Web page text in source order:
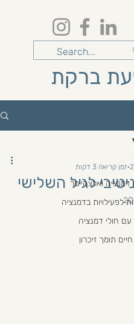
ברקת
ואלצהיימר
לפעילויות בדמנציה
חולי דמנציה
תומך זיכרון
לגיל השלישי
זמן קריאה 3 דקות